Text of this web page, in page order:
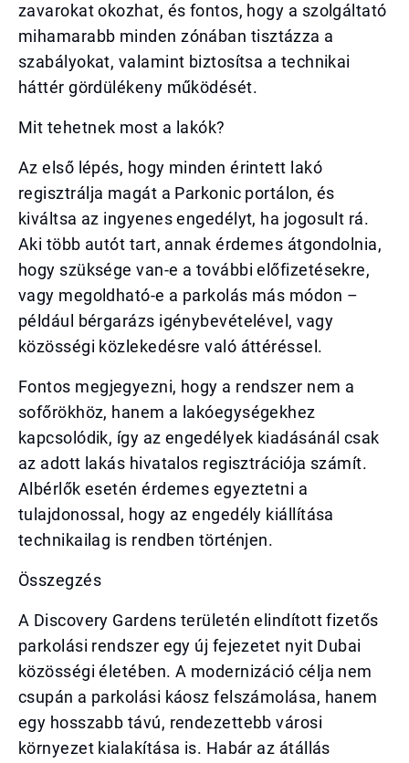
zavarokat okozhat, és fontos, hogy a szolgáltató
mihamarabb minden zónában tisztázza a
szabályokat, valamint biztosítsa a technikai
háttér gördülékeny működését.
Mit tehetnek most a lakók?
Az első lépés, hogy minden érintett lakó
regisztrálja magát a Parkonic portálon, és
kiváltsa az ingyenes engedélyt, ha jogosult rá.
Aki több autót tart, annak érdemes átgondolnia,
hogy szüksége van-e a további előfizetésekre,
vagy megoldható-e a parkolás más módon –
például bérgarázs igénybevételével, vagy
közösségi közlekedésre való áttéréssel.
Fontos megjegyezni, hogy a rendszer nem a
sofőrökhöz, hanem a lakóegységekhez
kapcsolódik, így az engedélyek kiadásánál csak
az adott lakás hivatalos regisztrációja számít.
Albérlők esetén érdemes egyeztetni a
tulajdonossal, hogy az engedély kiállítása
technikailag is rendben történjen.
Összegzés
A Discovery Gardens területén elindított fizetős
parkolási rendszer egy új fejezetet nyit Dubai
közösségi életében. A modernizáció célja nem
csupán a parkolási káosz felszámolása, hanem
egy hosszabb távú, rendezettebb városi
környezet kialakítása is. Habár az átállás